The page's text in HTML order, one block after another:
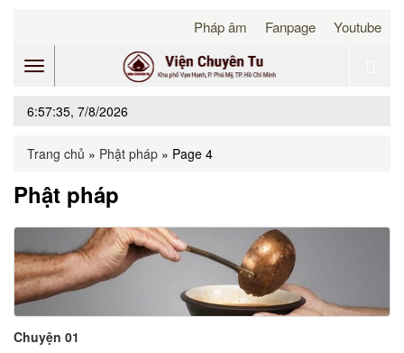
Youtube
Fanpage
Pháp âm
navigation
6:57:35, 7/8/2026
Trang chủ » Phật pháp » Page 4
Phật pháp
Chuyện 01